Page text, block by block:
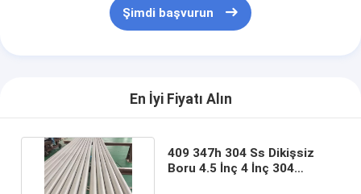
Şimdi başvurun
En İyi Fiyatı Alın
409 347h 304 Ss Dikişsiz
Boru 4.5 İnç 4 İnç 304